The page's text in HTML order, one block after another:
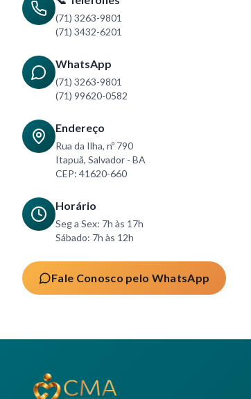
(71) 3263-9801
(71) 3432-6201
WhatsApp
(71) 3263-9801
(71) 99620-0582
Endereço
Rua da Ilha, nº 790
Itapuã, Salvador - BA
CEP: 41620-660
Horário
Seg a Sex: 7h às 17h
Sábado: 7h às 12h
Fale Conosco pelo WhatsApp